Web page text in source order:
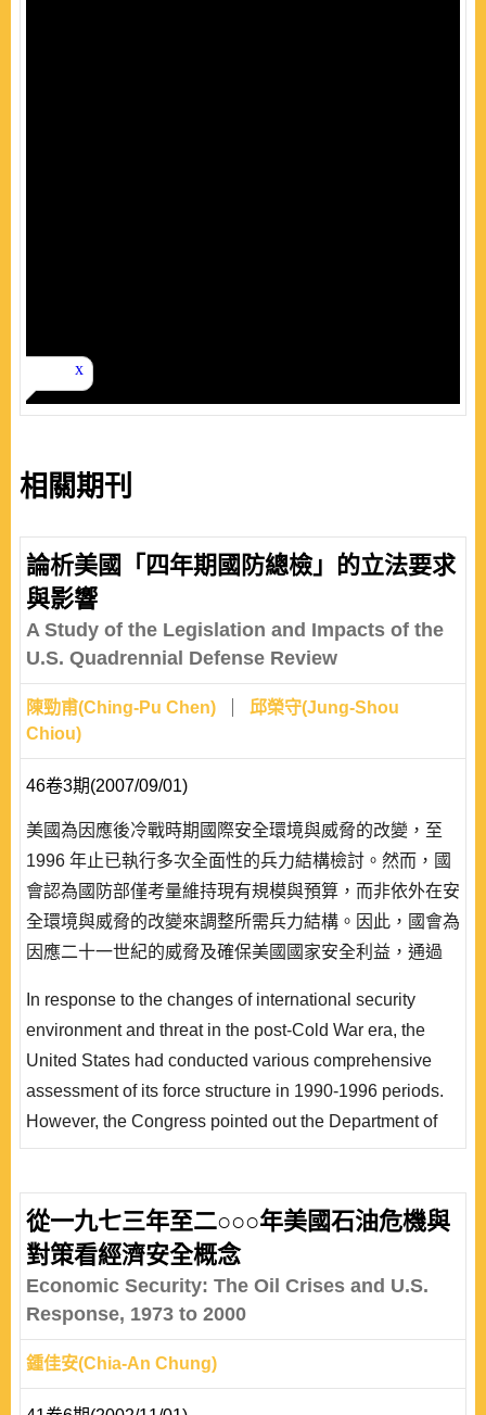
相關期刊
論析美國「四年期國防總檢」的立法要求
與影響
A Study of the Legislation and Impacts of the
U.S. Quadrennial Defense Review
陳勁甫(Ching-Pu Chen)
邱榮守(Jung-Shou
Chiou)
46卷3期(2007/09/01)
美國為因應後冷戰時期國際安全環境與威脅的改變，至
1996 年止已執行多次全面性的兵力結構檢討。然而，國
會認為國防部僅考量維持現有規模與預算，而非依外在安
全環境與威脅的改變來調整所需兵力結構。因此，國會為
因應二十一世紀的威脅及確保美國國家安全利益，通過
期執行「四年期國防總檢」及將評估重點予以法制化。鑑
於國內學術界對美國「四年期國防總檢」的論述均以報告
內容為重點，故本文將從理性決策與戰略規劃面向，來評
In response to the changes of international security
environment and threat in the post-Cold War era, the
United States had conducted various comprehensive
assessment of its force structure in 1990-1996 periods.
However, the Congress pointed out the Department of
Defense intended to realign the force structure just from
not from the changes of security environment and threat.
In order to meet the threats and protect the U.S. national
從一九七三年至二○○○年美國石油危機與
對策看經濟安全概念
Economic Security: The Oil Crises and U.S.
Response, 1973 to 2000
鍾佳安(Chia-An Chung)